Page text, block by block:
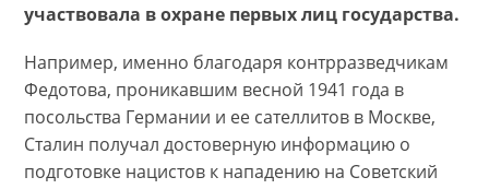
участвовала в охране первых лиц государства.
Например, именно благодаря контрразведчикам
Федотова, проникавшим весной 1941 года в
посольства Германии и ее сателлитов в Москве,
Сталин получал достоверную информацию о
подготовке нацистов к нападению на Советский